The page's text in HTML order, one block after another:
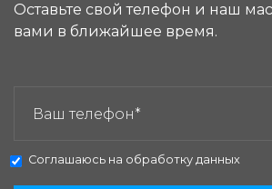
Оставьте свой телефон и наш
вами в ближайшее время.
Соглашаюсь на обработку данных